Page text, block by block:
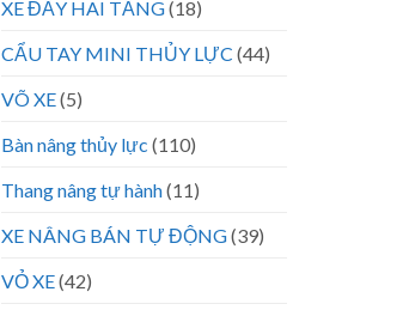
XE ĐẨY HAI TẦNG(18)
CẨU TAY MINI THỦY LỰC (44)
VÕ XE(5)
Bàn nâng thủy lực (110)
Thang nâng tự hành(11)
XE NÂNG BÁN TỰ ĐỘNG(39)
VỎ XE(42)